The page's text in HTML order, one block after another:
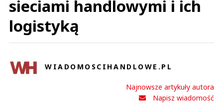
sieciami handlowymi i ich
logistyką
WIADOMOSCIHANDLOWE.PL
Najnowsze artykuły autora
Napisz wiadomość